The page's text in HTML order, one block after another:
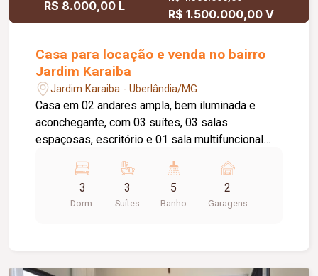
R$ 8.000,00 L
R$ 1.500.000,00 V
Casa para locação e venda no bairro
Jardim Karaiba
Jardim Karaiba - Uberlândia/MG
Casa em 02 andares ampla, bem iluminada e
aconchegante, com 03 suítes, 03 salas
espaçosas, escritório e 01 sala multifuncional
cozinha com armários, área de serviço, 05
banheiros. Na área externa, há um agradável
quintal com ofurô, criando um espaço perfeito
3
Dorm.
3
Suítes
5
Banho
2
Garagens